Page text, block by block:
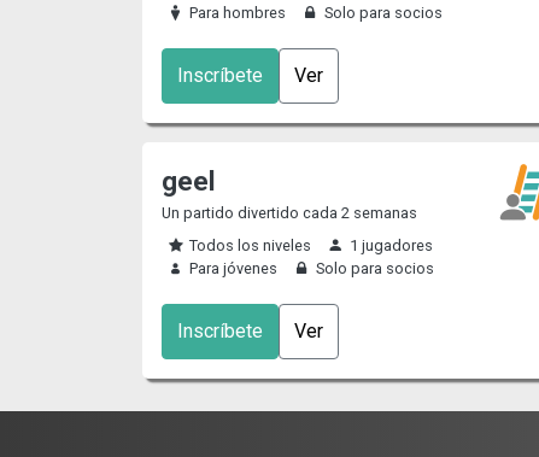
Para hombres
Solo para socios
Inscríbete Ver
geel
Un partido divertido cada 2 semanas
Todos los niveles
1 jugadores
Para jóvenes
Solo para socios
Inscríbete Ver